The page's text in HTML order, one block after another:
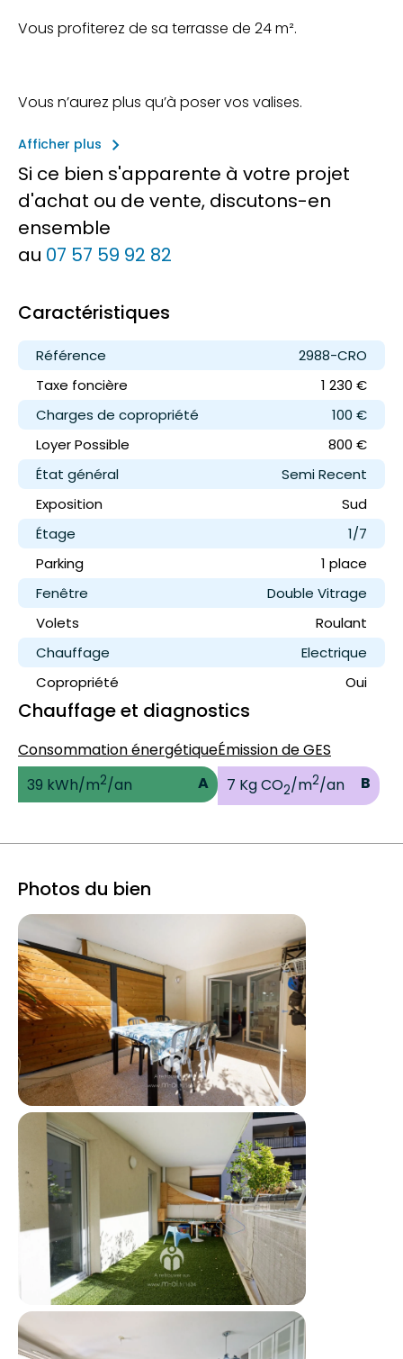
Vous profiterez de sa terrasse de 24 m².
Vous n’aurez plus qu’à poser vos valises.
Afficher plus
keyboard_arrow_right
Si ce bien s'apparente à votre projet
d'achat ou de vente, discutons-en
ensemble
au 07 57 59 92 82
Caractéristiques
Référence
2988-CRO
Taxe foncière
1 230 €
Charges de copropriété
100 €
LoyerPossible
800 €
État général
Semi Recent
Exposition
Sud
Étage
1/7
Parking
1 place
Fenêtre
Double Vitrage
Volets
Roulant
Chauffage
Electrique
Copropriété
Oui
Chauffage et diagnostics
Consommation énergétique
39 kWh/m2/an A
Émission de GES
7 Kg CO2/m2/an B
Photos du bien